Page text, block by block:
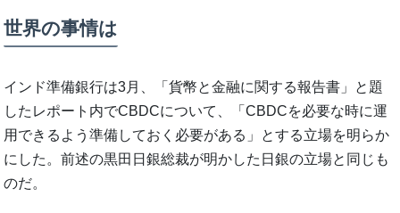
世界の事情は
インド準備銀行は3月、「貨幣と金融に関する報告書」と題
したレポート内でCBDCについて、「CBDCを必要な時に運
用できるよう準備しておく必要がある」とする立場を明らか
にした。前述の黒田日銀総裁が明かした日銀の立場と同じも
のだ。